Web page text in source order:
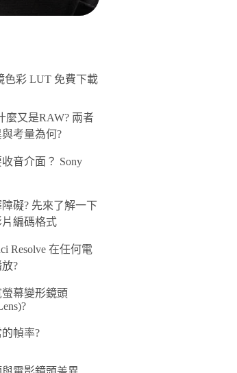
色彩 LUT 免費下載
麼又是RAW? 兩者
考量為何?
音介面？ Sony
礙? 先來了解一下
編碼格式
Resolve 在任何電
?
幕變形鏡頭
幀率?